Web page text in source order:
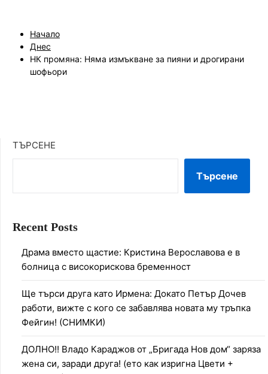
Начало
Днес
НК промяна: Няма измъкване за пияни и дрогирани
шофьори
ТЪРСЕНЕ
Търсене
Recent Posts
Драма вместо щастие: Кристина Верославова е в
болница с високорискова бременност
Ще търси друга като Ирмена: Докато Петър Дочев
работи, вижте с кого се забавлява новата му тръпка
Фейгин! (СНИМКИ)
ДОЛНО!! Владо Караджов от „Бригада Нов дом“ заряза
жена си, заради друга! (ето как изригна Цвети +